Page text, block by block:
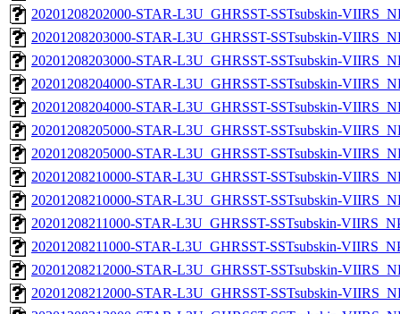
20201208202000-STAR-L3U_GHRSST-SSTsubskin-
20201208203000-STAR-L3U_GHRSST-SSTsubskin-
20201208203000-STAR-L3U_GHRSST-SSTsubskin-
20201208204000-STAR-L3U_GHRSST-SSTsubskin-
20201208204000-STAR-L3U_GHRSST-SSTsubskin-
20201208205000-STAR-L3U_GHRSST-SSTsubskin-
20201208205000-STAR-L3U_GHRSST-SSTsubskin-
20201208210000-STAR-L3U_GHRSST-SSTsubskin-
20201208210000-STAR-L3U_GHRSST-SSTsubskin-
20201208211000-STAR-L3U_GHRSST-SSTsubskin-
20201208211000-STAR-L3U_GHRSST-SSTsubskin-
20201208212000-STAR-L3U_GHRSST-SSTsubskin-
20201208212000-STAR-L3U_GHRSST-SSTsubskin-